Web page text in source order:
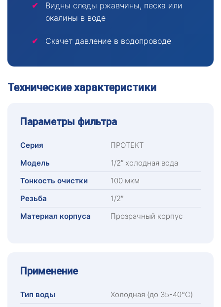
Видны следы ржавчины, песка или
окалины в воде
Скачет давление в водопроводе
Технические характеристики
Параметры фильтра
Серия
ПРОТЕКТ
Модель
1/2″ холодная вода
Тонкость очистки
100 мкм
Резьба
1/2″
Материал корпуса
Прозрачный корпус
Применение
Тип воды
Холодная (до 35-40°C)